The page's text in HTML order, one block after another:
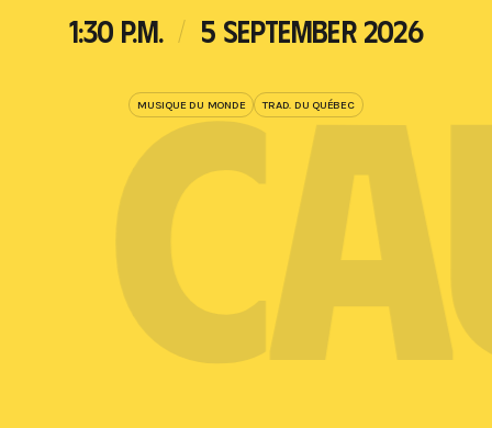
1:30 P.M. 5 SEPTEMBER 2026
MUSIQUE DU MONDE TRAD. DU QUÉBEC